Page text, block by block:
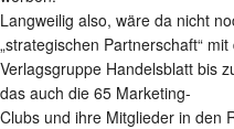
Langweilig also, wäre da nicht
„strategischen Partnerschaft“ mit
Verlagsgruppe Handelsblatt bis
das auch die 65 Marketing-
Clubs und ihre Mitglieder in den